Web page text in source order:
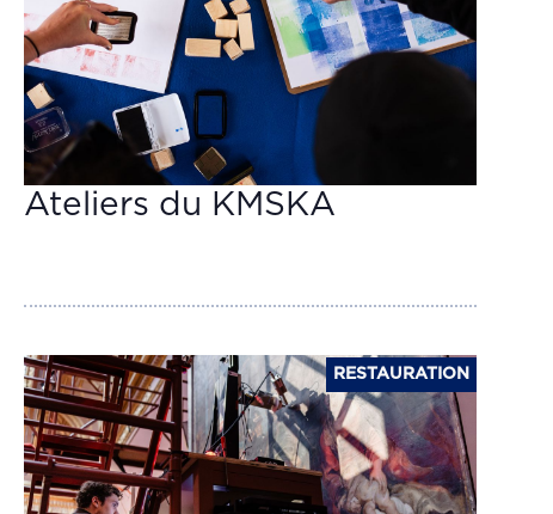
Ateliers du KMSKA
RESTAURATION